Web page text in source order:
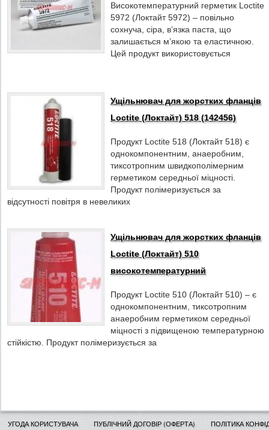
Високотемпературний герметик Loctite
5972 (Локтайт 5972) – повільно
сохнуча, сіра, в’язка паста, що
залишається м’якою та еластичною.
Цей продукт використовується
Ущільнювач для жорстких фланців
Loctite (Локтайт) 518 (142456)
Продукт Loctite 518 (Локтайт 518) є
однокомпонентним, анаеробним,
тиксотропним швидкополімерним
герметиком середньої міцності.
Продукт полімеризується за
відсутності повітря в невеликих
Ущільнювач для жорстких фланців
Loctite (Локтайт) 510
високотемпературний
Продукт Loctite 510 (Локтайт 510) – є
однокомпонентним, тиксотропним
анаеробним герметиком середньої
міцності з підвищеною температурною
стійкістю. Продукт полімеризується за
УГОДА КОРИСТУВАЧА ПУБЛІЧНИЙ ДОГОВІР (ОФЕРТА) ПОЛІТИКА